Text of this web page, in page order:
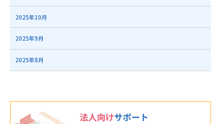
2025年10月
2025年9月
2025年8月